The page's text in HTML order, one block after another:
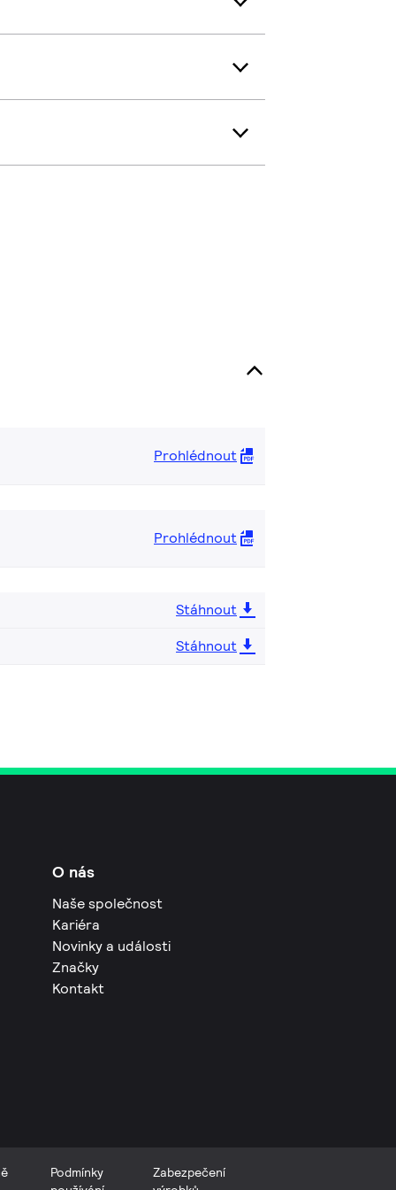
Prohlédnout
Prohlédnout
Stáhnout
Stáhnout
O nás
Naše společnost
Kariéra
Novinky a události
Značky
Kontakt
Podmínky
Zabezpečení